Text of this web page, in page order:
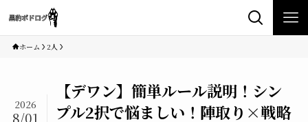
ホーム 2人
【デワン】簡単ルール説明！シン
プル2択で悩ましい！陣取り×戦略
2026
8/01